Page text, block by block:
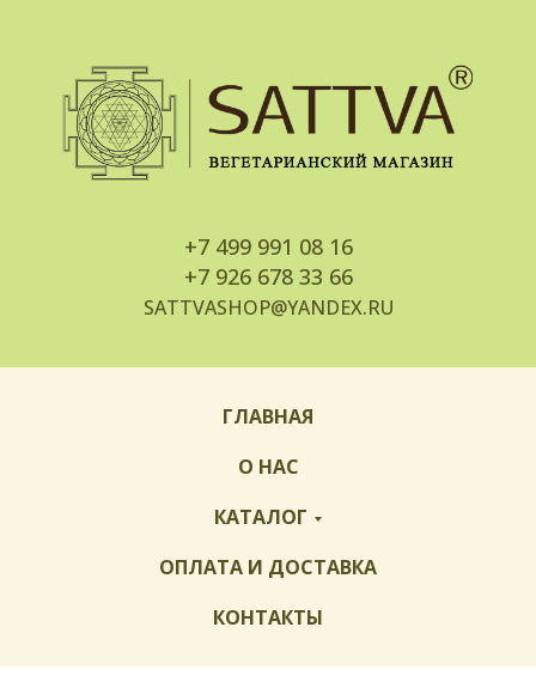
+7 499 991 08 16
+7 926 678 33 66
SATTVASHOP@YANDEX.RU
ГЛАВНАЯ
О НАС
КАТАЛОГ
ОПЛАТА И ДОСТАВКА
КОНТАКТЫ